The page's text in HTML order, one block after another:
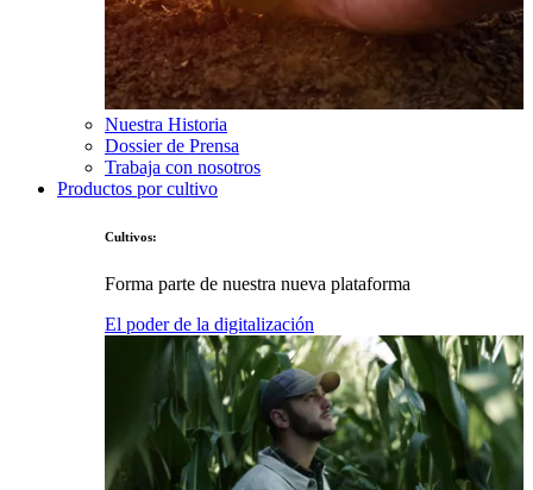
Nuestra Historia
Dossier de Prensa
Trabaja con nosotros
Productos por cultivo
Cultivos:
Forma parte de nuestra nueva plataforma
El poder de la digitalización